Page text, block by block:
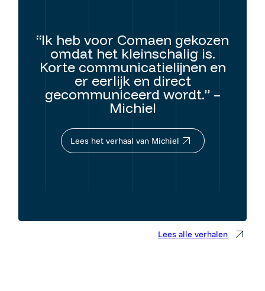
“Ik heb voor Comaen gekozen
omdat het kleinschalig is.
Korte communicatielijnen en
er eerlijk en direct
gecommuniceerd wordt.” –
Michiel
Lees het verhaal van Michiel
Lees alle verhalen